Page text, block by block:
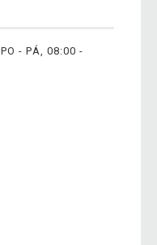
PO - PÁ, 08:00 -